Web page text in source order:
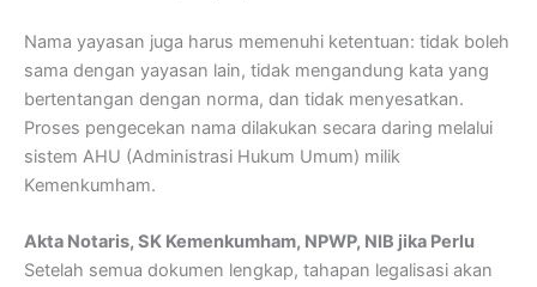
Nama yayasan juga harus memenuhi ketentuan: tidak boleh
sama dengan yayasan lain, tidak mengandung kata yang
bertentangan dengan norma, dan tidak menyesatkan.
Proses pengecekan nama dilakukan secara daring melalui
sistem AHU (Administrasi Hukum Umum) milik
Kemenkumham.
Akta Notaris, SK Kemenkumham, NPWP, NIB jika Perlu
Setelah semua dokumen lengkap, tahapan legalisasi akan